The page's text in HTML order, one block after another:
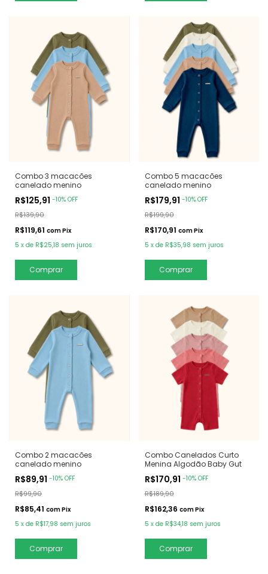
Combo 3 macacões
canelado menino
R$125,91 -10% OFF
R$139,90
R$119,61 comPix
5 x de R$25,18 sem juros
Comprar
Combo 5 macacões
canelado menino
R$179,91 -10% OFF
R$199,90
R$170,91 comPix
5 x de R$35,98 sem juros
Comprar
Combo 2 macacões
canelado menino
R$89,91 -10% OFF
R$99,90
R$85,41 comPix
5 x de R$17,98 sem juros
Comprar
Combo Canelados Curto
Menina Algodão Baby Gut
R$170,91 -10% OFF
R$189,90
R$162,36 comPix
5 x de R$34,18 sem juros
Comprar